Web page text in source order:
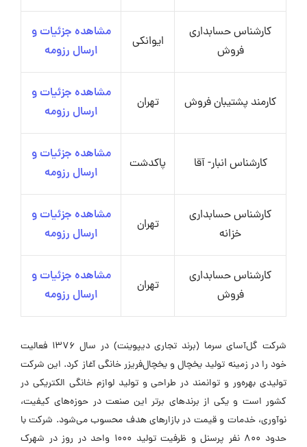
کارشناس حسابداری
فروش
ایوانکی
مشاهده جزئیات و
ارسال رزومه
کارمند پشتیبان فروش تهران
مشاهده جزئیات و
ارسال رزومه
کارشناس انبار- آقا پاکدشت
مشاهده جزئیات و
ارسال رزومه
کارشناس حسابداری
خزانه
تهران
مشاهده جزئیات و
ارسال رزومه
کارشناس حسابداری
فروش
تهران
مشاهده جزئیات و
ارسال رزومه
شرکت گل‌آسای سرما (برند تجاری دیپوینت) در سال ۱۳۷۶ فعالیت
خود را در زمینه تولید یخچال و یخچال‌فریزر خانگی آغاز کرد. این شرکت
تولیدی بهره‌ور و توانمند در طراحی و تولید لوازم خانگی الکتریکی در
کشور است و یکی از برندهای برتر این صنعت در حوزه‌های کیفیت،
نوآوری، خدمات و قیمت در بازارهای هدف محسوب می‌شود. شرکت با
حدود ۸۰۰ نفر پرسنل و ظرفیت تولید ۱۰۰۰ واحد در روز در شهرک